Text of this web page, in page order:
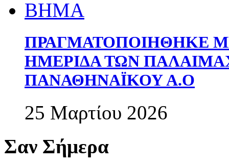
ΠΡΑΓΜΑΤΟΠΟΙΗΘΗΚΕ
ΗΜΕΡΙΔΑ ΤΩΝ
ΠΑΝΑΘΗΝΑΪΚΟΥ Α.Ο
25 Μαρτίου 2026
Σαν Σήμερα